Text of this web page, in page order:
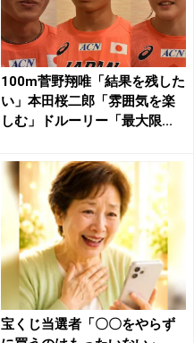
100m菅野翔唯「結果を残した
い」本田桜二郎「雰囲気を楽
しむ」ドルーリー「最大限...
宝くじ当選者「〇〇をやらず